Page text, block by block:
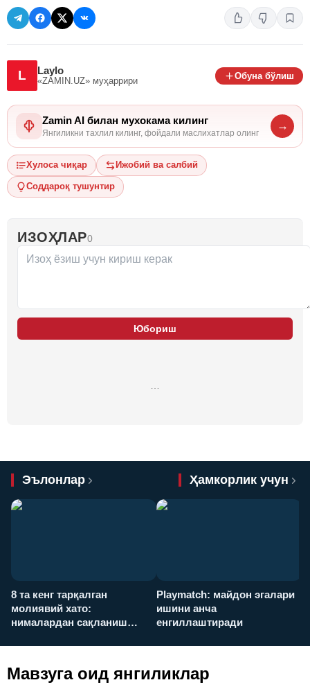
L Laylo
«ZAMIN.UZ» муҳаррири
Обуна бўлиш
Zamin AI билан мухокама килинг
Янгиликни тахлил килинг, фойдали маслихатлар олинг
→
Хулоса чиқар Ижобий ва салбий
Соддароқ тушунтир
ИЗОҲЛАР0
Юбориш
…
Эълонлар Ҳамкорлик учун
8 та кенг тарқалган
молиявий хато:
нималардан сақланиш
Playmatch: майдон эгалари
ишини анча
енгиллаштиради
Мавзуга оид янгиликлар